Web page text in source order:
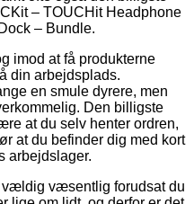
– TOUCHit Headphone
– Bundle.
imod at få produkterne
din arbejdsplads.
en smule dyrere, men
Den billigste
at du selv henter ordren,
at du befinder dig med kort
arbejdslager.
vældig væsentlig forudsat du